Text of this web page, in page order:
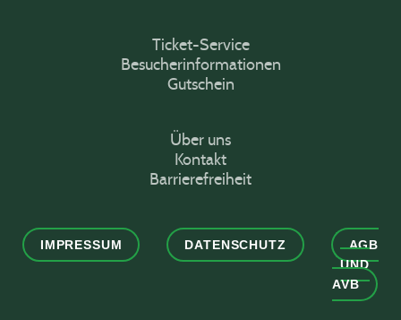
Ticket-Service
Besucherinformationen
Gutschein
Über uns
Kontakt
Barrierefreiheit
IMPRESSUM DATENSCHUTZ
AGB
UND
AVB